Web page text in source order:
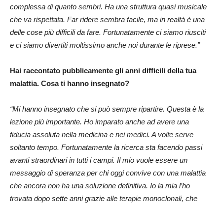
complessa di quanto sembri. Ha una struttura quasi musicale
che va rispettata. Far ridere sembra facile, ma in realtà è una
delle cose più difficili da fare. Fortunatamente ci siamo riusciti
e ci siamo divertiti moltissimo anche noi durante le riprese.”
Hai raccontato pubblicamente gli anni difficili della tua
malattia. Cosa ti hanno insegnato?
“Mi hanno insegnato che si può sempre ripartire. Questa è la
lezione più importante. Ho imparato anche ad avere una
fiducia assoluta nella medicina e nei medici. A volte serve
soltanto tempo. Fortunatamente la ricerca sta facendo passi
avanti straordinari in tutti i campi. Il mio vuole essere un
messaggio di speranza per chi oggi convive con una malattia
che ancora non ha una soluzione definitiva. Io la mia l’ho
trovata dopo sette anni grazie alle terapie monoclonali, che